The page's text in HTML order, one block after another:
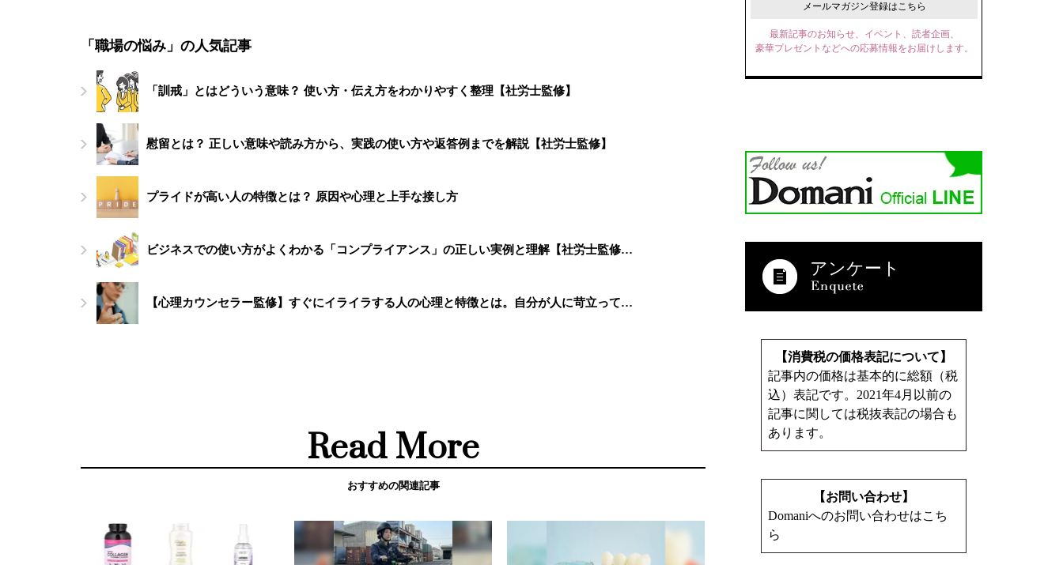
「職場の悩み」の人気記事
「訓戒」とはどういう意味？ 使い方・伝え方をわかりやすく整理【社労士監修】
慰留とは？ 正しい意味や読み方から、実践の使い方や返答例までを解説【社労士監修】
プライドが高い人の特徴とは？ 原因や心理と上手な接し方
ビジネスでの使い方がよくわかる「コンプライアンス」の正しい実例と理解【社労士監修…
【心理カウンセラー監修】すぐにイライラする人の心理と特徴とは。自分が人に苛立って…
Read More
おすすめの関連記事
メールマガジン登録はこちら
最新記事のお知らせ、イベント、読者企画、
豪華プレゼントなどへの応募情報をお届けします。
アンケート
【消費税の価格表記について】
記事内の価格は基本的に総額（税
込）表記です。2021年4月以前の
記事に関しては税抜表記の場合も
あります。
【お問い合わせ】
Domaniへのお問い合わせはこち
ら